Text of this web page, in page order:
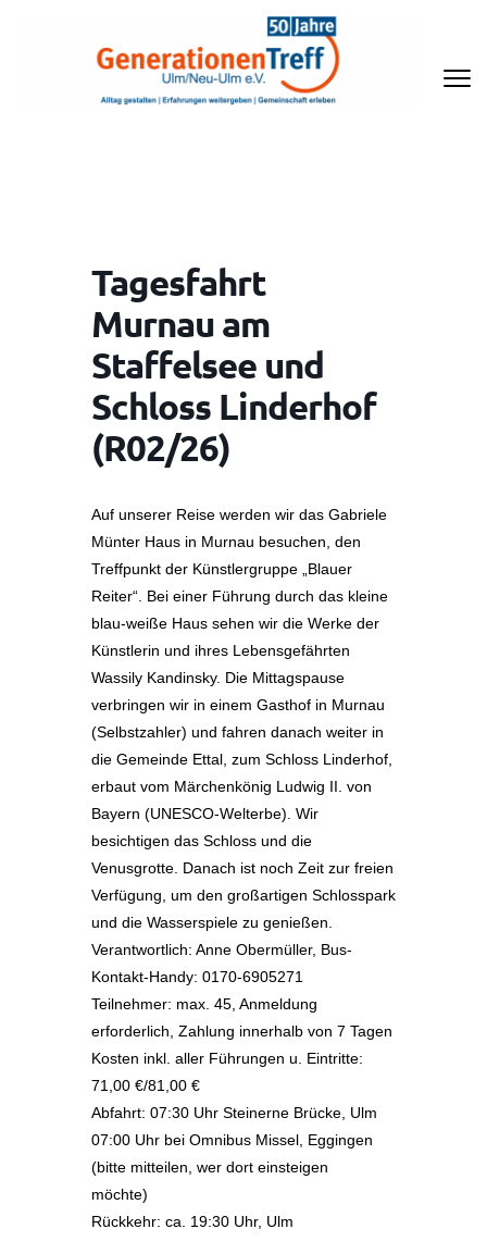
Tagesfahrt
Murnau am
Staffelsee und
Schloss Linderhof
(R02/26)
Auf unserer Reise werden wir das Gabriele
Münter Haus in Murnau besuchen, den
Treffpunkt der Künstlergruppe „Blauer
Reiter“. Bei einer Führung durch das kleine
blau-weiße Haus sehen wir die Werke der
Künstlerin und ihres Lebensgefährten
Wassily Kandinsky. Die Mittagspause
verbringen wir in einem Gasthof in Murnau
(Selbstzahler) und fahren danach weiter in
die Gemeinde Ettal, zum Schloss Linderhof,
erbaut vom Märchenkönig Ludwig II. von
Bayern (UNESCO-Welterbe). Wir
besichtigen das Schloss und die
Venusgrotte. Danach ist noch Zeit zur freien
Verfügung, um den großartigen Schlosspark
und die Wasserspiele zu genießen.
Verantwortlich: Anne Obermüller, Bus-
Kontakt-Handy: 0170-6905271
Teilnehmer: max. 45, Anmeldung
erforderlich, Zahlung innerhalb von 7 Tagen
Kosten inkl. aller Führungen u. Eintritte:
71,00 €/81,00 €
Abfahrt: 07:30 Uhr Steinerne Brücke, Ulm
07:00 Uhr bei Omnibus Missel, Eggingen
(bitte mitteilen, wer dort einsteigen
möchte)
Rückkehr: ca. 19:30 Uhr, Ulm